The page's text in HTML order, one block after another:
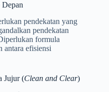
Depan
pendekatan yang
pendekatan
formula
antara efisiensi
Jujur (Clean and Clear)